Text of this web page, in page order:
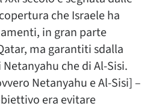
che Israele ha
in gran parte
ma garantiti sdalla
che di Al-Sisi.
Netanyahu e Al-Sisi] –
era evitare